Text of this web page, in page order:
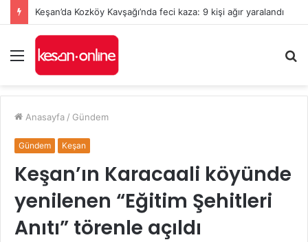
Keşan’da Kozköy Kavşağı’nda feci kaza: 9 kişi ağır yaralandı
Menü
...
Anasayfa / Gündem
Gündem Keşan
Keşan’ın Karacaali köyünde
yenilenen “Eğitim Şehitleri
Anıtı” törenle açıldı